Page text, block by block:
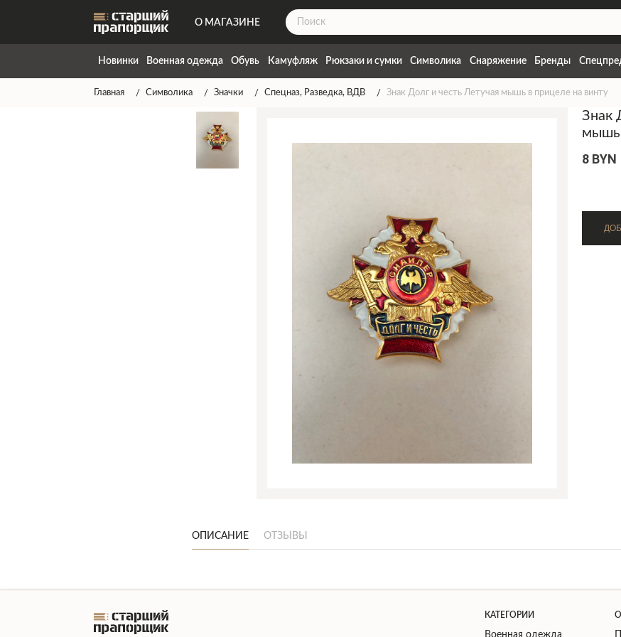
О МАГАЗИНЕ
ДОСТАВКА
КОНТАКТЫ
ТАБЛИЦА РАЗМЕРОВ
Новинки Военная одежда Обувь Камуфляж Рюкзаки и сумки Символика Снаряжение Бренды
Главная Символика Значки Спецназ, Разведка, ВДВ Знак Долг и честь Летучая мышь в прицеле на винту
Знак
мышь
8 BYN
ОПИСАНИЕ ОТЗЫВЫ
КАТЕГОРИИ
Военная одежда